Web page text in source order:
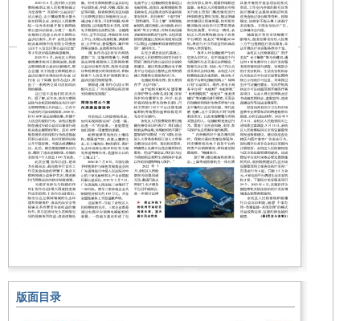
版面目录